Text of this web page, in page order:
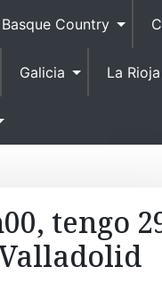
Basque Country
Galicia La Rioja
tengo